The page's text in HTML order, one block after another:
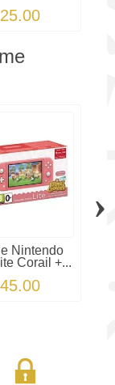
Nintendo
Corail +...
›